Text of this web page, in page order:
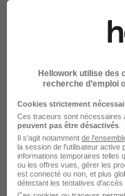
Technicien
Alternance H/F
Faiveleytech
Hellowork utilise des
recherche d’emploi
Cookies strictement
Ces traceurs sont nécessaires
peuvent pas être désactivés
Il s'agit notamment de
la session de l'utilisateur active
informations temporaires telles
ou les offres vues, gérer les
est connecté ou non, et plus
détectant les tentatives d'accès